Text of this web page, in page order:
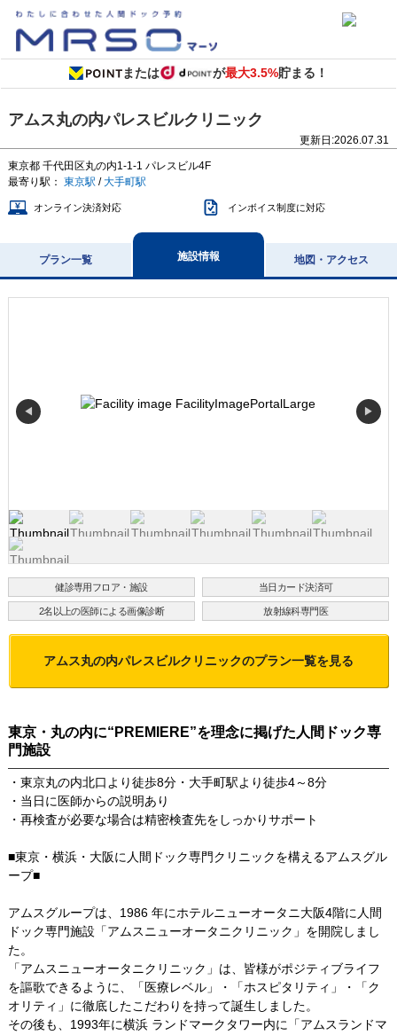
または が最大3.5%貯まる！
アムス丸の内パレスビルクリニック
更新日:2026.07.31
東京都 千代田区丸の内1-1-1 パレスビル4F
最寄り駅： 東京駅 /大手町駅
オンライン決済対応 インボイス制度に対応
プラン一覧 施設情報 地図・アクセス
◀ ▶
健診専用フロア・施設 当日カード決済可
2名以上の医師による画像診断 放射線科専門医
アムス丸の内パレスビルクリニックのプラン一覧を見る
東京・丸の内に“PREMIERE”を理念に掲げた人間ドック専
門施設
・東京丸の内北口より徒歩8分・大手町駅より徒歩4～8分
・当日に医師からの説明あり
・再検査が必要な場合は精密検査先をしっかりサポート
■東京・横浜・大阪に人間ドック専門クリニックを構えるアムスグル
ープ■
アムスグループは、1986 年にホテルニューオータニ大阪4階に人間
ドック専門施設「アムスニューオータニクリニック」を開院しまし
た。
「アムスニューオータニクリニック」は、皆様がポジティブライフ
を謳歌できるように、「医療レベル」・「ホスピタリティ」・「ク
オリティ」に徹底したこだわりを持って誕生しました。
その後も、1993年に横浜 ランドマークタワー内に「アムスランドマ